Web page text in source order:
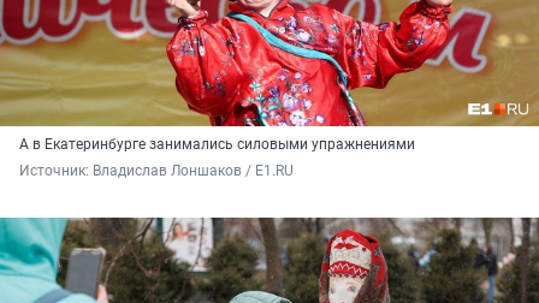
А в Екатеринбурге занимались силовыми упражнениями
Источник: Владислав Лоншаков / E1.RU